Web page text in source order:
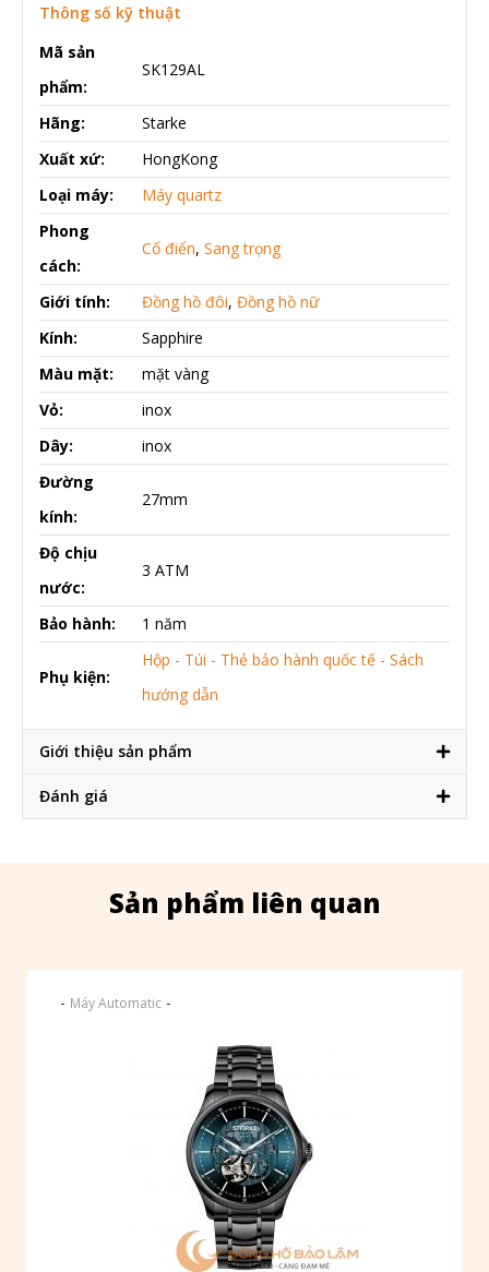
Thông số kỹ thuật
Mã sản
phẩm:
SK129AL
Hãng:
Starke
Xuất xứ:
HongKong
Loại máy:
Máy quartz
Phong
cách:
Cổ điển, Sang trọng
Giới tính: Đồng hồ đôi, Đồng hồ nữ
Kính:
Sapphire
Màu mặt:
mặt vàng
Vỏ:
inox
Dây:
inox
Đường
kính:
27mm
Độ chịu
nước:
3 ATM
Bảo hành: 1 năm
Phụ kiện:
Hộp - Túi - Thẻ bảo hành quốc tế - Sách
hướng dẫn
Giới thiệu sản phẩm
Đánh giá
Sản phẩm liên quan
- Máy Automatic -